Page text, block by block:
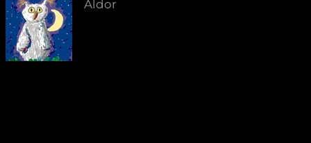
Aldor